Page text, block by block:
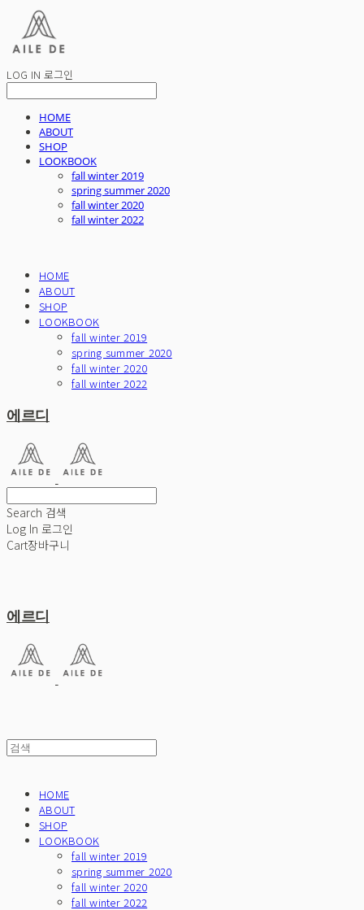
LOG IN 로그인
HOME
ABOUT
SHOP
LOOKBOOK
fall winter 2019
spring summer 2020
fall winter 2020
fall winter 2022
HOME
ABOUT
SHOP
LOOKBOOK
fall winter 2019
spring summer 2020
fall winter 2020
fall winter 2022
에르디
Search 검색
Log In 로그인
Cart장바구니
에르디
HOME
ABOUT
SHOP
LOOKBOOK
fall winter 2019
spring summer 2020
fall winter 2020
fall winter 2022